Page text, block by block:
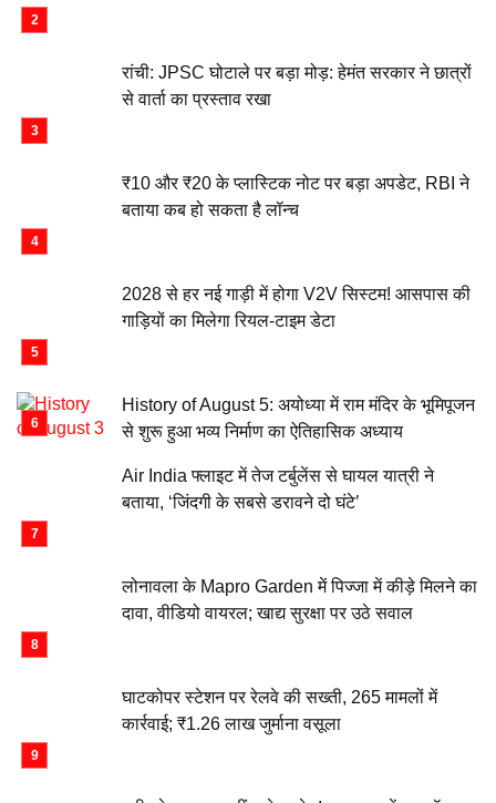
रांची: JPSC घोटाले पर बड़ा मोड़: हेमंत सरकार ने छात्रों
से वार्ता का प्रस्ताव रखा
₹10 और ₹20 के प्लास्टिक नोट पर बड़ा अपडेट, RBI ने
बताया कब हो सकता है लॉन्च
2028 से हर नई गाड़ी में होगा V2V सिस्टम! आसपास की
गाड़ियों का मिलेगा रियल-टाइम डेटा
History of August 5: अयोध्या में राम मंदिर के भूमिपूजन
से शुरू हुआ भव्य निर्माण का ऐतिहासिक अध्याय
Air India फ्लाइट में तेज टर्बुलेंस से घायल यात्री ने
बताया, ‘जिंदगी के सबसे डरावने दो घंटे’
लोनावला के Mapro Garden में पिज्जा में कीड़े मिलने का
दावा, वीडियो वायरल; खाद्य सुरक्षा पर उठे सवाल
घाटकोपर स्टेशन पर रेलवे की सख्ती, 265 मामलों में
कार्रवाई; ₹1.26 लाख जुर्माना वसूला